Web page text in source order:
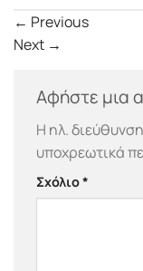
← Previous
Next →
Αφήστε μια
Η ηλ.
υποχρεωτικά
Σχόλιο*